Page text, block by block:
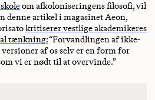
om afkoloniseringens filosofi, vil
denne artikel i magasinet Aeon,
kritiserer vestlige akademikeres
tænkning:“Forvandlingen af ikke-
af os selv er en form for
vi er nødt til at overvinde.”